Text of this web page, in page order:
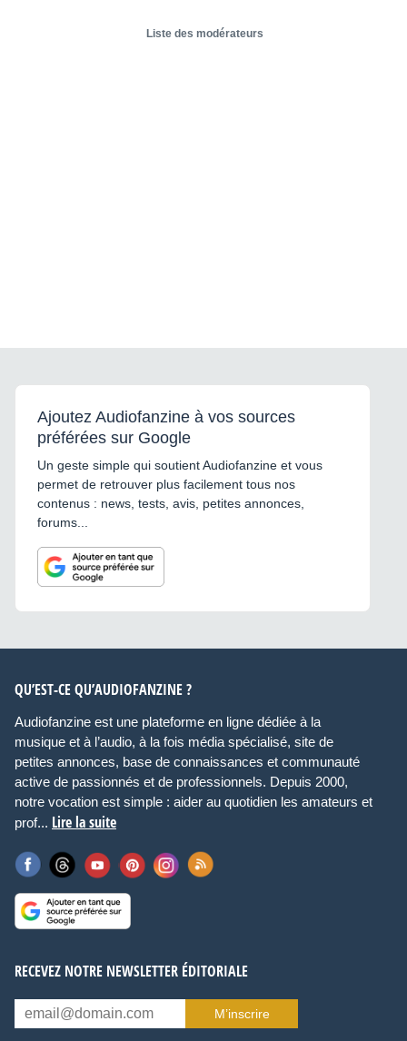
Liste des modérateurs
Ajoutez Audiofanzine à vos sources
préférées sur Google
Un geste simple qui soutient Audiofanzine et vous
permet de retrouver plus facilement tous nos
contenus : news, tests, avis, petites annonces,
forums...
QU’EST-CE QU’AUDIOFANZINE ?
Audiofanzine est une plateforme en ligne dédiée à la
musique et à l’audio, à la fois média spécialisé, site de
petites annonces, base de connaissances et communauté
active de passionnés et de professionnels. Depuis 2000,
notre vocation est simple : aider au quotidien les amateurs et
prof... Lire la suite
RECEVEZ NOTRE NEWSLETTER ÉDITORIALE
M’inscrire